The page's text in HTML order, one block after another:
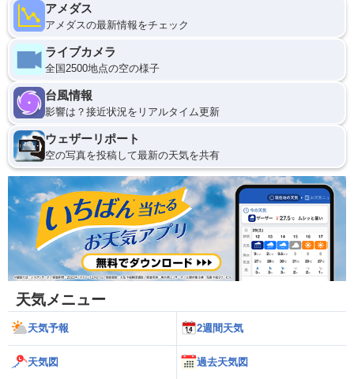
アメダス
アメダスの最新情報をチェック
ライブカメラ
全国2500地点の空の様子
台風情報
影響は？接近状況をリアルタイム更新
ウェザーリポート
空の写真を投稿して最新の天気を共有
天気メニュー
天気予報 2週間天気
天気図 過去天気図